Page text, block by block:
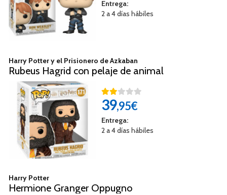
Entrega:
2 a 4 días hábiles
Harry Potter y el Prisionero de Azkaban
Rubeus Hagrid con pelaje de animal
39,95€
Entrega:
2 a 4 días hábiles
Harry Potter
Hermione Granger Oppugno